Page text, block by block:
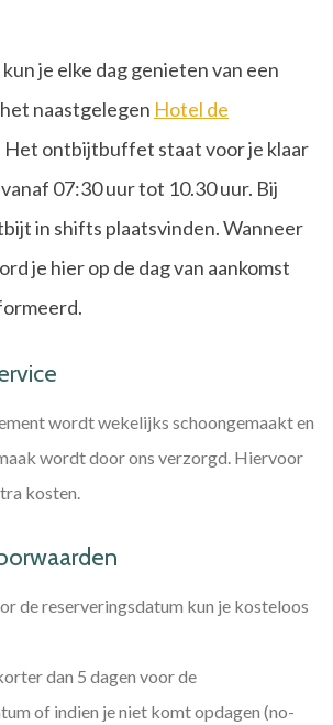
je elke dag genieten van een
naastgelegen Hotel de
Het ontbijtbuffet staat voor je klaar
07:30 uur tot 10.30 uur. Bij
in shifts plaatsvinden. Wanneer
je hier op de dag van aankomst
wordt wekelijks schoongemaakt en
wordt door ons verzorgd. Hiervoor
kosten.
de reserveringsdatum kun je kosteloos
dan 5 dagen voor de
of indien je niet komt opdagen (no-